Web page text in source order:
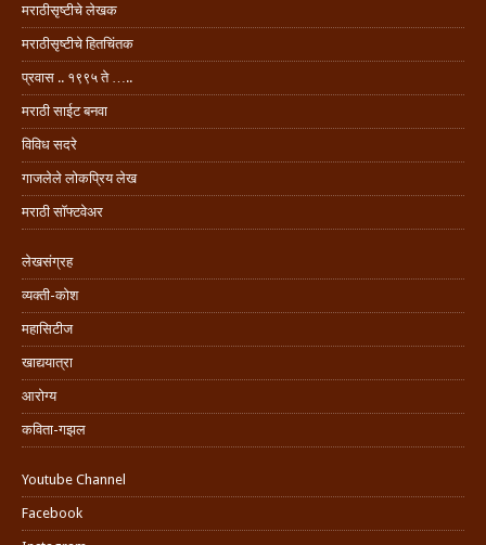
मराठीसृष्टीचे लेखक
मराठीसृष्टीचे हितचिंतक
प्रवास .. १९९५ ते …..
मराठी साईट बनवा
विविध सदरे
गाजलेले लोकप्रिय लेख
मराठी सॉफ्टवेअर
लेखसंग्रह
व्यक्ती-कोश
महासिटीज
खाद्ययात्रा
आरोग्य
कविता-गझल
Youtube Channel
Facebook